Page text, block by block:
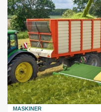
MASKINER